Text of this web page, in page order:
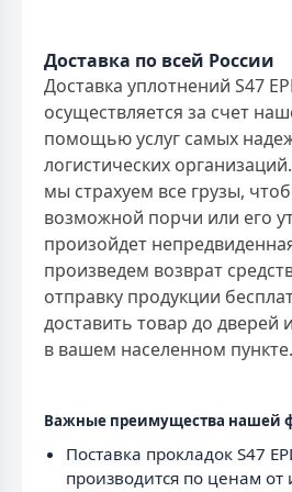
Доставка по всей России
Доставка уплотнений S47
осуществляется за счет
помощью услуг самых
логистических
мы страхуем все грузы,
возможной порчи или его
произойдет
произведем возврат
отправку продукции
доставить товар до дверей
в вашем населенном пункте.
Важные преимущества нашей
Поставка прокладок S47
производится по ценам от